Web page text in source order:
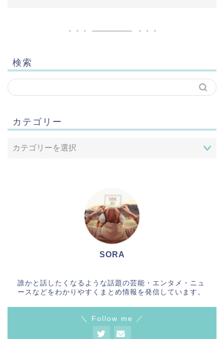
検索
カテゴリー
SORA
誰かと話したくなるような話題の芸能・エンタメ・ニュ
ースなどをわかりやすくまとめ情報を発信しています。
＼ Follow me ／